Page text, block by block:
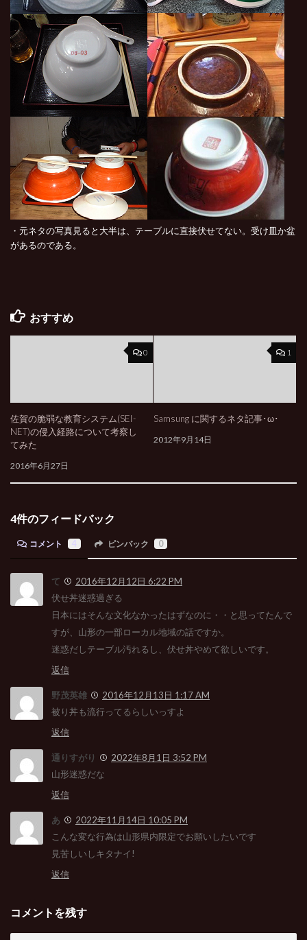
・元ネタの写真見ると大半は、テーブルに直接伏せてない。受け皿か盆
があるのである。
おすすめ
0
佐賀の脆弱な教育システム(SEI-
NET)の侵入経路について考察し
てみた
2016年6月27日
1
Samsung に関するネタ記事･ω･
2012年9月14日
4件のフィードバック
コメント ピンバック 0
て
2016年12月12日 6:22 PM
伏せ丼迷惑過ぎる
日本にはそんな文化なかったはずなのに・・と思ってたんで
すが、山形の一部ローカル地域の話ですか。
迷惑だしテーブル汚れるし、伏せ丼やめて欲しいです。
返信
野茂英雄
2016年12月13日 1:17 AM
被り丼も流行ってるらしいっすよ
返信
通りすがり
2022年8月1日 3:52 PM
山形迷惑だな
返信
あ
2022年11月14日 10:05 PM
こんな変な行為は山形県内限定でお願いしたいです
見苦しいしキタナイ!
返信
コメントを残す